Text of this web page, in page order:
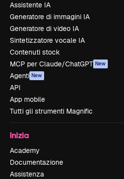
Assistente IA
Generatore di immagini IA
Generatore di video IA
Sintetizzatore vocale IA
Contenuti stock
MCP per Claude/ChatGPT New
Agenti New
API
App mobile
Tutti gli strumenti Magnific
Inizia
Academy
Documentazione
Assistenza